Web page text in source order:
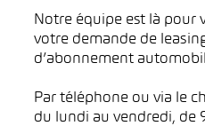
Notre équipe est là pour
votre demande de
d’abonnement
Par téléphone ou via le
du lundi au vendredi, de